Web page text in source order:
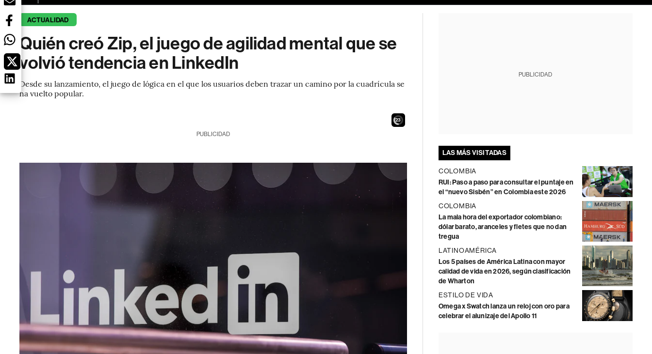
ACTUALIDAD
Quién creó Zip, el juego de agilidad mental que se
volvió tendencia en LinkedIn
Desde su lanzamiento, el juego de lógica en el que los usuarios deben trazar un camino por la cuadrícula se
ha vuelto popular.
21
PUBLICIDAD
PUBLICIDAD
LAS MÁS VISITADAS
COLOMBIA
RUI: Paso a paso para consultar el puntaje en
el “nuevo Sisbén” en Colombia este 2026
COLOMBIA
La mala hora del exportador colombiano:
dólar barato, aranceles y fletes que no dan
tregua
LATINOAMÉRICA
Los 5 países de América Latina con mayor
calidad de vida en 2026, según clasificación
de Wharton
ESTILO DE VIDA
Omega x Swatch lanza un reloj con oro para
celebrar el alunizaje del Apollo 11